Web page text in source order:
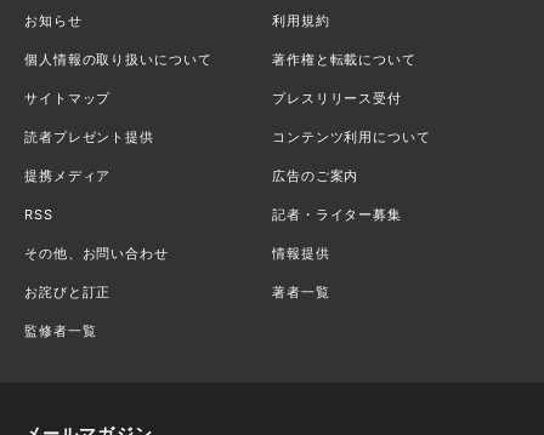
お知らせ 利用規約
個人情報の取り扱いについて 著作権と転載について
サイトマップ プレスリリース受付
読者プレゼント提供 コンテンツ利用について
提携メディア 広告のご案内
RSS 記者・ライター募集
その他、お問い合わせ 情報提供
お詫びと訂正 著者一覧
監修者一覧